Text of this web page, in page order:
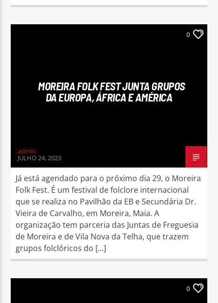
0
MOREIRA FOLK FEST JUNTA GRUPOS
DA EUROPA, ÁFRICA E AMÉRICA
admin
JULHO 24, 2023
Já está agendado para o próximo dia 29, o Moreira
Folk Fest. É um festival de folclore internacional
que se realiza no Pavilhão da EB e Secundária Dr.
Vieira de Carvalho, em Moreira, Maia. A
organização tem parceria das Juntas de Freguesia
de Moreira e de Vila Nova da Telha, que trazem
grupos folclóricos do […]
0